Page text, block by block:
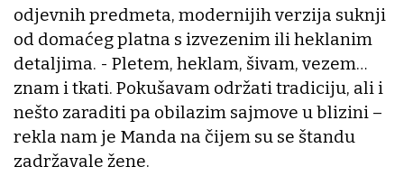
odjevnih predmeta, modernijih verzija suknji
od domaćeg platna s izvezenim ili heklanim
detaljima. - Pletem, heklam, šivam, vezem…
znam i tkati. Pokušavam održati tradiciju, ali i
nešto zaraditi pa obilazim sajmove u blizini –
rekla nam je Manda na čijem su se štandu
zadržavale žene.